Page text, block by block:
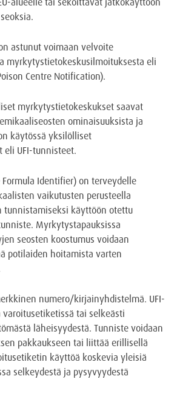
astunut voimaan velvoite
myrkytystietokeskusilmoituksesta eli
Centre Notification).
myrkytystietokeskukset saavat
ominaisuuksista ja
käytössä yksilölliset
eli UFI-tunnisteet.
Formula Identifier) on terveydelle
vaikutusten perusteella
tunnistamiseksi käyttöön otettu
Myrkytystapauksissa
seosten koostumus voidaan
potilaiden hoitamista varten
numero/kirjainyhdistelmä. UFI-
tai selkeästi
läheisyydestä. Tunniste voidaan
pakkaukseen tai liittää erillisellä
käyttöä koskevia yleisiä
selkeydestä ja pysyvyydestä